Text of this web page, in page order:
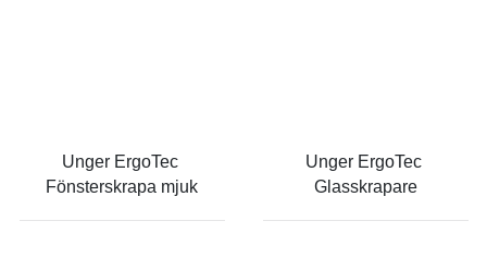
Unger ErgoTec
Fönsterskrapa mjuk
Unger ErgoTec
Glasskrapare